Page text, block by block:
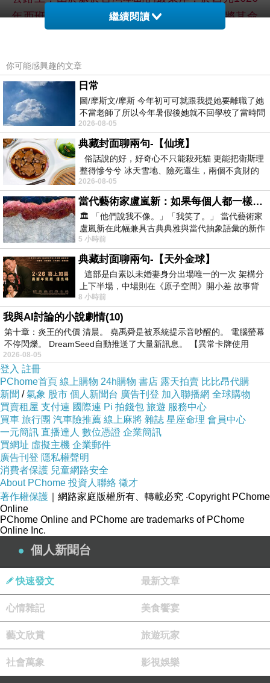
年西班牙人路過於此，因驚豔於它的美，而將其命
特別是一到晨昏日月交接之際，可觀看到整片東北
灣眼睛」之稱。此處也是最佳的賞景及攝影取景之
繼續閱讀
你可能感興趣的文章
日常
圖/摩斯文/摩斯 今年初可可就跟我提她要離職了她
不當老師了所以今年暑假後她就不回學校了當時問
她不是很喜歡幼幼班的小朋友嗎捨得不
2026-08-05
典藏封面聊兩句-【仙境】
俗話說的好，好奇心不只能殺死貓 更能把衛斯理
整得慘兮兮 冰天雪地、險死還生，兩個不貪財的
人尋什麼寶？ 人家追尋愛情還
2026-08-05
當代藝術家盧嵐新：如果每個人都一樣，這世界該有多無聊？
🏛️ 「他們說我不像。」「我笑了。」 當代藝術家
盧嵐新在此幅兼具古典典雅與當代抽象語彙的新作
中，以沈靜的藍色空間為背景，描繪了
5 小時前
典藏封面聊兩句-【天外金球】
這部是白素以未婚妻身分出場唯一的一次 架構分
上下半場，中場則在《原子空間》開小差 故事背
景影射西藏境外流亡 地下組織
8 小時前
我與AI討論的小說劇情(10)
第十章：炎王的代價 清晨。 堯禹舜是被系統提示音吵醒的。 電腦螢幕
不停閃爍。 DreamSeed自動推送了大量新訊息。 【異常卡牌使用
2026-08-05
登入 註冊
PChome首頁 線上購物 24h購物 書店 露天拍賣 比比昂代購
新聞 /氣象 股市 個人新聞台 廣告刊登 加入聯播網 全球購物
買賣租屋 支付連 國際連 Pi 拍錢包 旅遊 服務中心
買車 旅行團 汽車險推薦 線上麻將 雜誌 星座命理 會員中心
一元簡訊 直播達人 數位憑證 企業簡訊
買網址 虛擬主機 企業郵件
廣告刊登 隱私權聲明
消費者保護 兒童網路安全
About PChome 投資人聯絡 徵才
著作權保護 ｜網路家庭版權所有、轉載必究 ‧Copyright PChome
Online
PChome Online and PChome are trademarks of PChome
Online Inc.
個人新聞台
快速發文 最新文章
心情雜記 美食饗宴
藝文欣賞 旅遊玩家
社會萬象 影視娛樂